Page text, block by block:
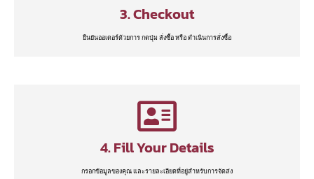
3. Checkout
ยืนยันออเดอร์ด้วยการ กดปุ่ม สั่งซื้อ หรือ ดำเนินการสั่งซื้อ
4. Fill Your Details
กรอกข้อมูลของคุณ และรายละเอียดที่อยู่สำหรับการจัดส่ง